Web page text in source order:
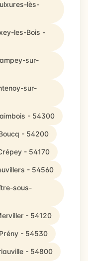
lès-
les-Bois -
sur-
sur-
- 54300
- 54200
- 54170
- 54560
sous-
- 54120
- 54530
- 54800